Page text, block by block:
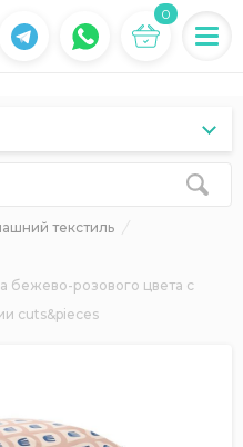
0
текстиль
бежево-розового цвета с
cuts&pieces